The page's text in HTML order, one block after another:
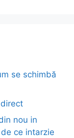
se schimbă
nou in
ce intarzie